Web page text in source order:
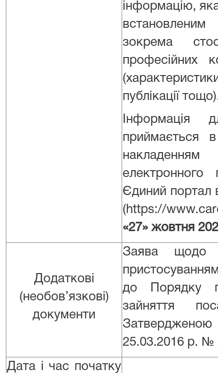
інформацію,
зокрема
професійних
публікації
Інформація
приймається
електронного
Єдиний портал
(https://
«27» жовтня
Додаткові
(необов’язкові)
документи
Заява щодо
до Порядку
зайняття
25.03.2016 р. №
Дата і час початку